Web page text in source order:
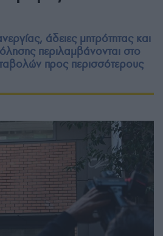
άδειες μητρότητας και
περιλαμβάνονται στο
προς περισσότερους